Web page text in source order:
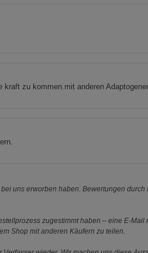
zu kommen.mit anderen
uns erworben haben. Bewertungen
zugestimmt haben – eine E-
Shop mit anderen Käufern zu teilen.